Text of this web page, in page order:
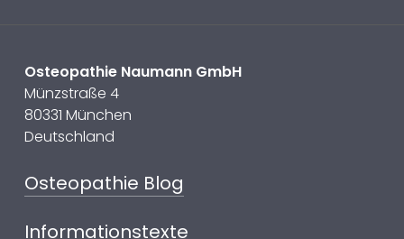
Osteopathie Naumann GmbH
Münzstraße 4
80331 München
Deutschland
Osteopathie Blog
Informationstexte